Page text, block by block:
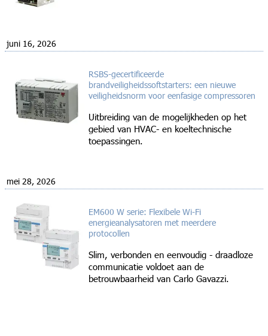
juni 16, 2026
RSBS-gecertificeerde
brandveiligheidssoftstarters: een nieuwe
veiligheidsnorm voor eenfasige compressoren
Uitbreiding van de mogelijkheden op het
gebied van HVAC- en koeltechnische
toepassingen.
mei 28, 2026
EM600 W serie: Flexibele Wi-Fi
energieanalysatoren met meerdere
protocollen
Slim, verbonden en eenvoudig - draadloze
communicatie voldoet aan de
betrouwbaarheid van Carlo Gavazzi.